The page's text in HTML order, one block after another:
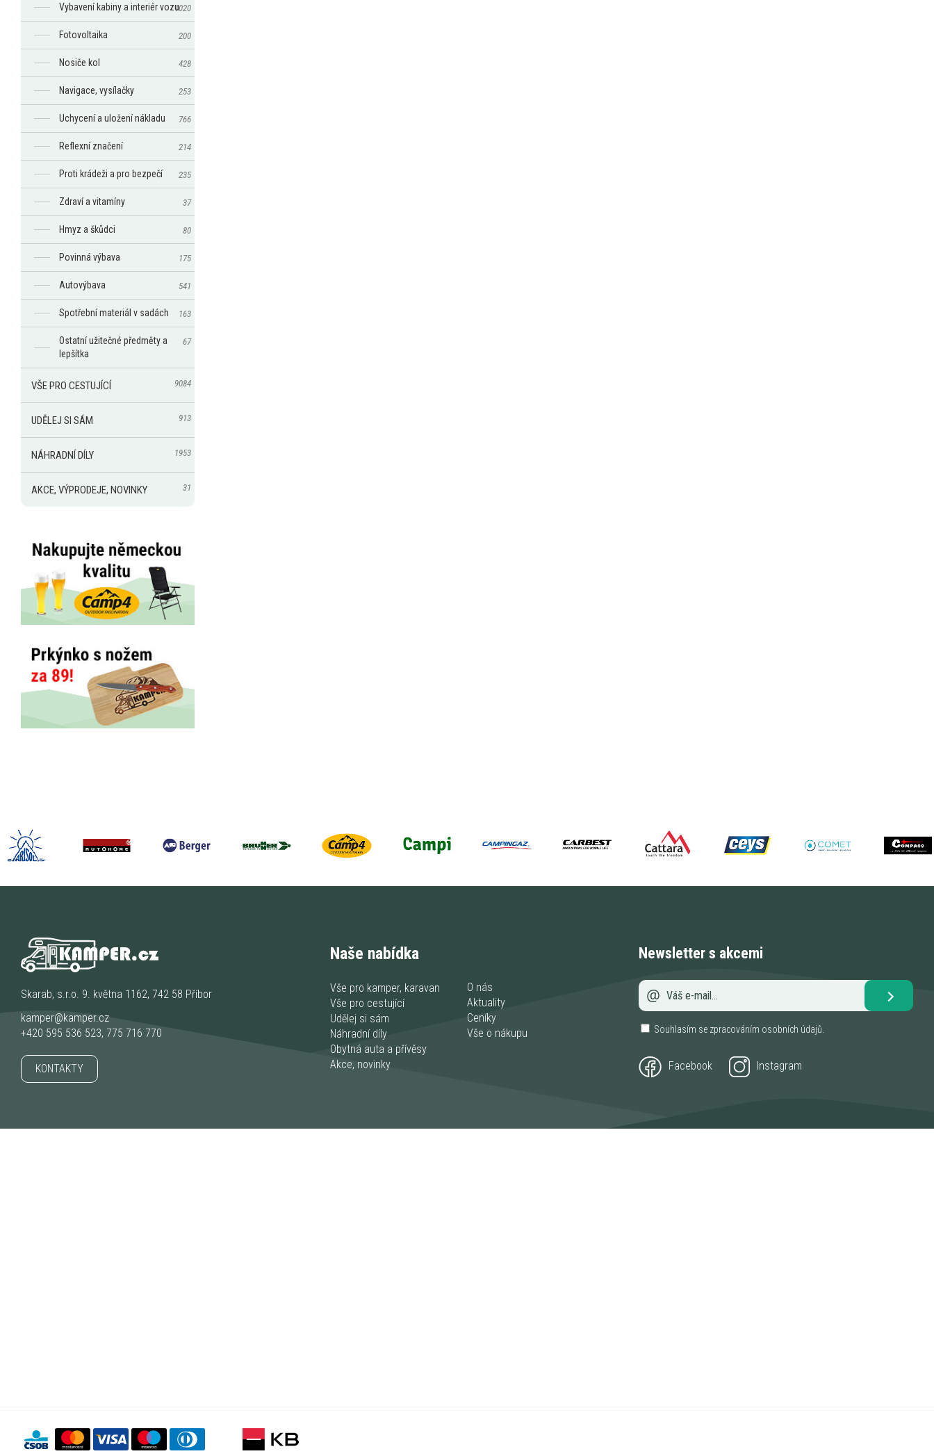
Vybavení kabiny a interiér vozu1020
Fotovoltaika 200
Nosiče kol 428
Navigace, vysílačky 253
Uchycení a uložení nákladu 766
Reflexní značení 214
Proti krádeži a pro bezpečí 235
Zdraví a vitamíny 37
Hmyz a škůdci 80
Povinná výbava 175
Autovýbava 541
Spotřební materiál v sadách 163
Ostatní užitečné předměty a
lepšítka
67
VŠE PRO CESTUJÍCÍ 9084
UDĚLEJ SI SÁM 913
NÁHRADNÍ DÍLY 1953
AKCE, VÝPRODEJE, NOVINKY 31
Skarab, s.r.o. 9. května 1162, 742 58 Příbor
kamper@kamper.cz
+420 595 536 523, 775 716 770
KONTAKTY
Naše nabídka
Vše pro kamper, karavan
Vše pro cestující
Udělej si sám
Náhradní díly
Obytná auta a přívěsy
Akce, novinky
O nás
Aktuality
Ceníky
Vše o nákupu
Newsletter s akcemi
Souhlasím se zpracováním osobních údajů
Facebook Instagram